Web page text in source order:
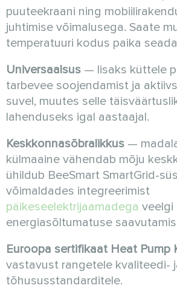
puuteekraani ning
juhtimise võimalusega. Saate
temperatuuri kodus paika
Universaalsus — lisaks küttele
tarbevee soojendamist ja
suvel, muutes selle
lahenduseks igal aastaajal.
Keskkonnasõbralikkus —
külmaaine vähendab mõju
ühildub BeeSmart SmartGrid-
võimaldades integreerimist
päikeseelektrijaamadega veelgi
energiasõltumatuse
Euroopa sertifikaat Heat Pump
vastavust rangetele kvaliteedi-
tõhususstandarditele.